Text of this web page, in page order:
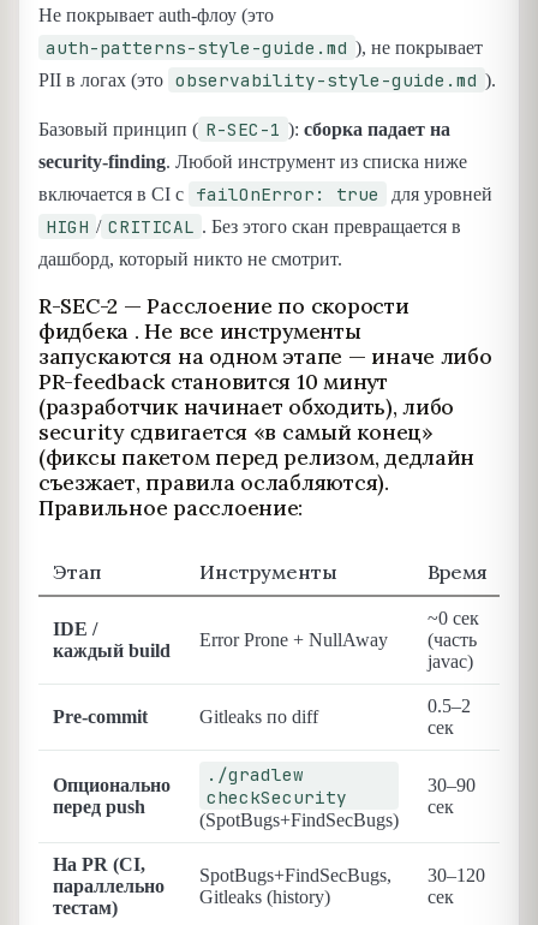
Не покрывает auth-флоу (это
auth-patterns-style-guide.md ), не покрывает
PII в логах (это observability-style-guide.md ).
Базовый принцип ( R-SEC-1 ): сборка падает на
security-finding. Любой инструмент из списка ниже
включается в CI с
failOnError: true для уровней
HIGH / CRITICAL . Без этого скан превращается в
дашборд, который никто не смотрит.
R-SEC-2 — Расслоение по скорости
фидбека . Не все инструменты
запускаются на одном этапе — иначе либо
PR-feedback становится 10 минут
(разработчик начинает обходить), либо
security сдвигается «в самый конец»
(фиксы пакетом перед релизом, дедлайн
съезжает, правила ослабляются).
Правильное расслоение:
Этап Инструменты Время
IDE /
каждый build
Error Prone + NullAway
~0 сек
(часть
javac)
Pre-commit Gitleaks по diff
0.5–2
сек
Опционально
перед push
./gradlew
checkSecurity
(SpotBugs+FindSecBugs)
30–90
сек
На PR (CI,
параллельно
тестам)
SpotBugs+FindSecBugs,
Gitleaks (history)
30–120
сек